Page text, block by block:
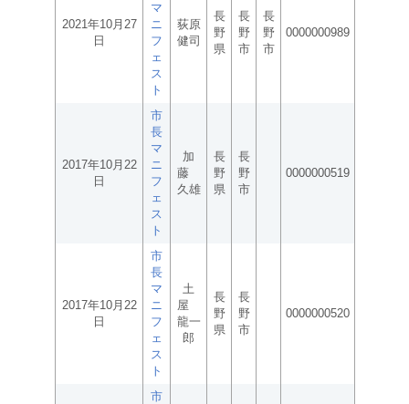
2021年10月27
日
マ
ニ
フ
ェ
ス
ト
荻原
健司
長
野
県
長
野
市
長
野
市
0000000989
2017年10月22
日
市
長
マ
ニ
フ
ェ
ス
ト
加
藤
久雄
長
野
県
長
野
市
0000000519
2017年10月22
日
市
長
マ
ニ
フ
ェ
ス
ト
土
屋
龍一
郎
長
野
県
長
野
市
0000000520
市